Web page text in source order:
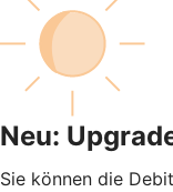
Neu:
Sie können die